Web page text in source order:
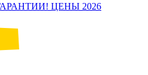
ГАРАНТИИ! ЦЕНЫ 2026